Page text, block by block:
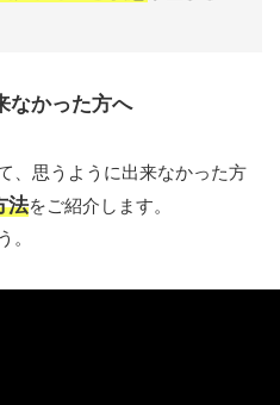
なかった方へ
、思うように出来なかった方
法をご紹介します。
。